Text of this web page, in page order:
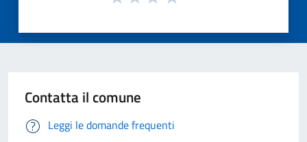
Contatta il comune
Leggi le domande frequenti